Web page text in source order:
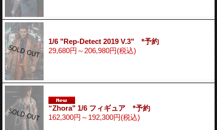
1/6 "Rep-Detect 2019 V.3" *予約
29,680円～206,980円(税込)
“Zhora" 1/6 フィギュア *予約
162,300円～192,300円(税込)